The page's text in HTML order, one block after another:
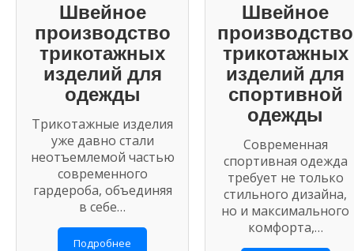
Швейное
производство
трикотажных
изделий для
одежды
Трикотажные изделия
уже давно стали
неотъемлемой частью
современного
гардероба, объединяя
в себе…
Подробнее
Швейное
производство
трикотажных
изделий для
спортивной
одежды
Современная
спортивная одежда
требует не только
стильного дизайна,
но и максимального
комфорта,…